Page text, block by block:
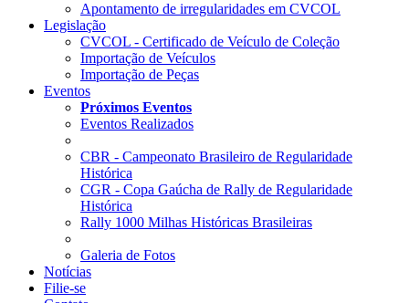
Apontamento de irregularidades em CVCOL
Legislação
CVCOL - Certificado de Veículo de Coleção
Importação de Veículos
Importação de Peças
Eventos
Próximos Eventos
Eventos Realizados
CBR - Campeonato Brasileiro de Regularidade
Histórica
CGR - Copa Gaúcha de Rally de Regularidade
Histórica
Rally 1000 Milhas Históricas Brasileiras
Galeria de Fotos
Notícias
Filie-se